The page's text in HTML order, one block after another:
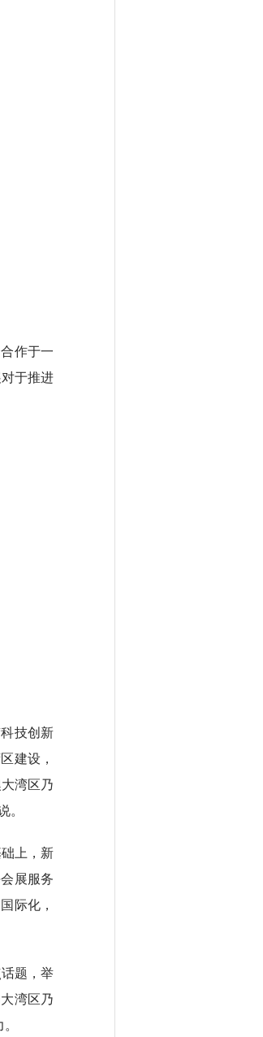
作于一
于推进
技创新
建设，
湾区乃
。
上，新
展服务
际化，
题，举
湾区乃